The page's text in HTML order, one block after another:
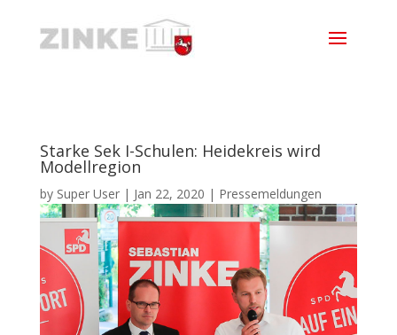
Starke Sek I-Schulen: Heidekreis wird
Modellregion
by Super User| Jan 22, 2020 | Pressemeldungen